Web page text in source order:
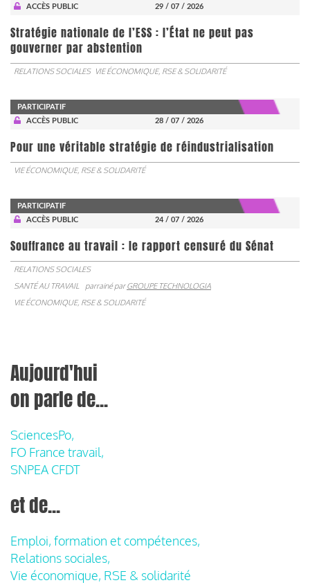
ACCÈS PUBLIC 29 / 07 / 2026
Stratégie nationale de l’ESS : l’État ne peut pas
gouverner par abstention
RELATIONS SOCIALES VIE ÉCONOMIQUE, RSE & SOLIDARITÉ
PARTICIPATIF
ACCÈS PUBLIC
28 / 07 / 2026
Pour une véritable stratégie de réindustrialisation
VIE ÉCONOMIQUE, RSE & SOLIDARITÉ
PARTICIPATIF
ACCÈS PUBLIC
24 / 07 / 2026
Souffrance au travail : le rapport censuré du Sénat
RELATIONS SOCIALES
SANTÉ AU TRAVAIL
parrainé parGROUPE TECHNOLOGIA
VIE ÉCONOMIQUE, RSE & SOLIDARITÉ
Aujourd'hui
on parle de...
SciencesPo,
FO France travail,
SNPEA CFDT
et de...
Emploi, formation et compétences,
Relations sociales,
Vie économique, RSE & solidarité